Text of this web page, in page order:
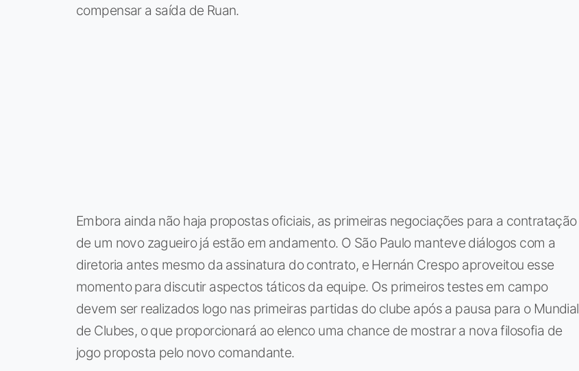
compensar a saída de Ruan.
Embora ainda não haja propostas oficiais, as primeiras negociações para a contratação
de um novo zagueiro já estão em andamento. O São Paulo manteve diálogos com a
diretoria antes mesmo da assinatura do contrato, e Hernán Crespo aproveitou esse
momento para discutir aspectos táticos da equipe. Os primeiros testes em campo
devem ser realizados logo nas primeiras partidas do clube após a pausa para o Mundial
de Clubes, o que proporcionará ao elenco uma chance de mostrar a nova filosofia de
jogo proposta pelo novo comandante.